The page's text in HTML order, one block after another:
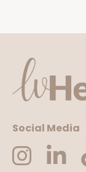
Social Media